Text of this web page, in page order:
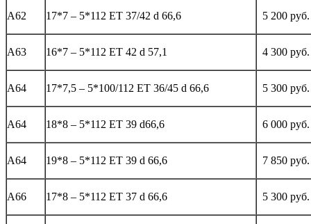
А62 17*7 – 5*112 ЕТ 37/42 d 66,6 5 200 руб.
А63 16*7 – 5*112 ЕТ 42 d 57,1 4 300 руб.
А64 17*7,5 – 5*100/112 ЕТ 36/45 d 66,6 5 300 руб.
А64 18*8 – 5*112 ЕТ 39 d66,6 6 000 руб.
А64 19*8 – 5*112 ЕТ 39 d 66,6 7 850 руб.
А66 17*8 – 5*112 ЕТ 37 d 66,6 5 300 руб.